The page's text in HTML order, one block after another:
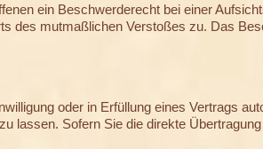
ein Beschwerderecht bei einer
des mutmaßlichen Verstoßes zu. Das
oder in Erfüllung eines Vertrags
lassen. Sofern Sie die direkte